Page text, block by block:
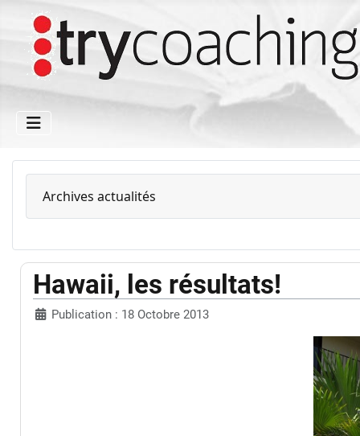
Archives actualités
Hawaii, les résultats!
Publication : 18 Octobre 2013